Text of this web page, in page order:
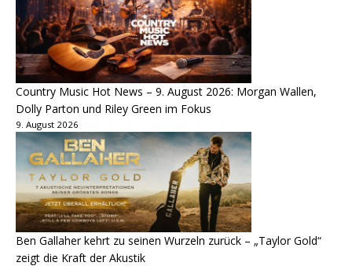
Country Music Hot News – 9. August 2026: Morgan Wallen,
Dolly Parton und Riley Green im Fokus
9. August 2026
Ben Gallaher kehrt zu seinen Wurzeln zurück – „Taylor Gold“
zeigt die Kraft der Akustik